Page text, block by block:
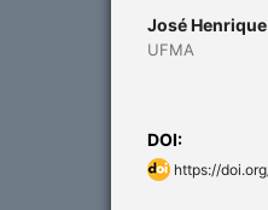
José
UFMA
DOI:
https://